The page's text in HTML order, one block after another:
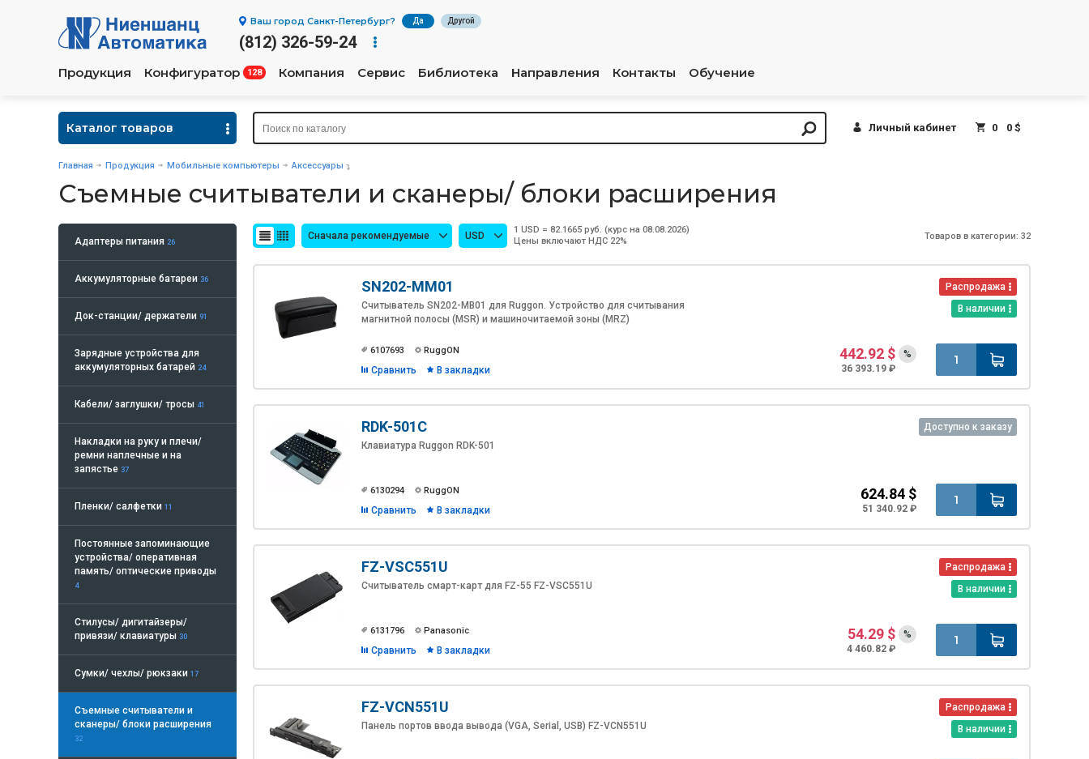
Ваш город Санкт-Петербург? Да Другой
(812) 326-59-24
Продукция Конфигуратор 128 Компания Сервис Библиотека Направления Контакты Обучение
Каталог товаров Личный кабинет 0 0 $
Главная Продукция Мобильные компьютеры Аксессуары
Съемные считыватели и сканеры/ блоки расширения
Адаптеры питания 26
Аккумуляторные батареи 36
Док-станции/ держатели 91
Зарядные устройства для
аккумуляторных батарей 24
Кабели/ заглушки/ тросы 41
Накладки на руку и плечи/
ремни наплечные и на
запястье 37
Пленки/ салфетки 11
Постоянные запоминающие
устройства/ оперативная
память/ оптические приводы
4
Стилусы/ дигитайзеры/
привязи/ клавиатуры 30
Сумки/ чехлы/ рюкзаки 17
Съемные считыватели и
сканеры/ блоки расширения
32
Сначала рекомендуемые USD
1 USD = 82.1665 руб. (курс на 08.08.2026)
Цены включают НДС 22%
Товаров в категории: 32
Распродажа
В наличии
SN202-MM01
Считыватель SN202-MB01 для Ruggon. Устройство для считывания
магнитной полосы (MSR) и машиночитаемой зоны (MRZ)
6107693 RuggON
Сравнить В закладки
442.92 $
36 393.19 ₽
%
Доступно к заказу
RDK-501С
Клавиатура Ruggon RDK-501
6130294 RuggON
Сравнить В закладки
624.84 $
51 340.92 ₽
Распродажа
В наличии
FZ-VSC551U
Считыватель смарт-карт для FZ-55 FZ-VSC551U
6131796 Panasonic
Сравнить В закладки
54.29 $
4 460.82 ₽
%
Распродажа
В наличии
FZ-VCN551U
Панель портов ввода вывода (VGA, Serial, USB) FZ-VCN551U